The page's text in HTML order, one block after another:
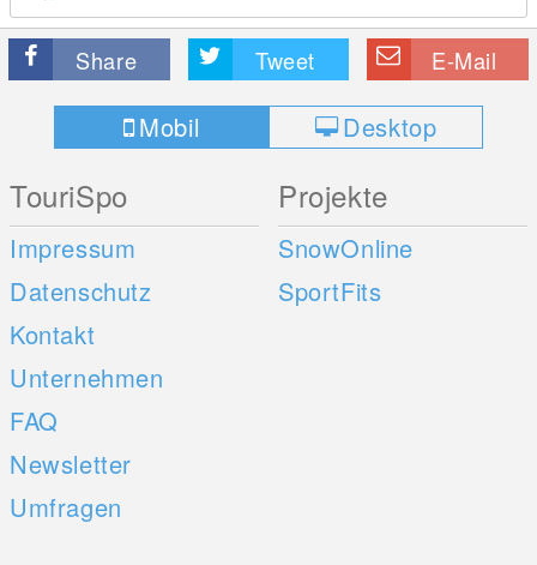
Share Tweet E-Mail
Mobil Desktop
TouriSpo
Impressum
Datenschutz
Kontakt
Unternehmen
FAQ
Newsletter
Umfragen
Projekte
SnowOnline
SportFits